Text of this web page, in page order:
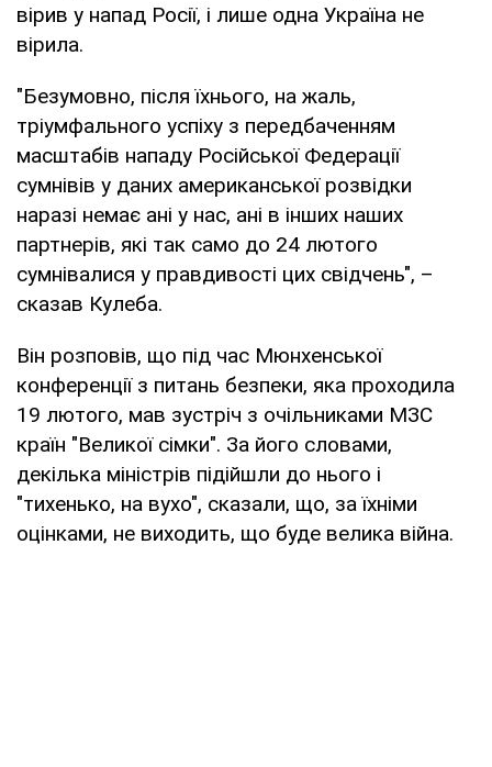
вірив у напад Росії, і лише одна Україна не
вірила.
"Безумовно, після їхнього, на жаль,
тріумфального успіху з передбаченням
масштабів нападу Російської Федерації
сумнівів у даних американської розвідки
наразі немає ані у нас, ані в інших наших
партнерів, які так само до 24 лютого
сумнівалися у правдивості цих свідчень", –
сказав Кулеба.
Він розповів, що під час Мюнхенської
конференції з питань безпеки, яка проходила
19 лютого, мав зустріч з очільниками МЗС
країн "Великої сімки". За його словами,
декілька міністрів підійшли до нього і
"тихенько, на вухо", сказали, що, за їхніми
оцінками, не виходить, що буде велика війна.